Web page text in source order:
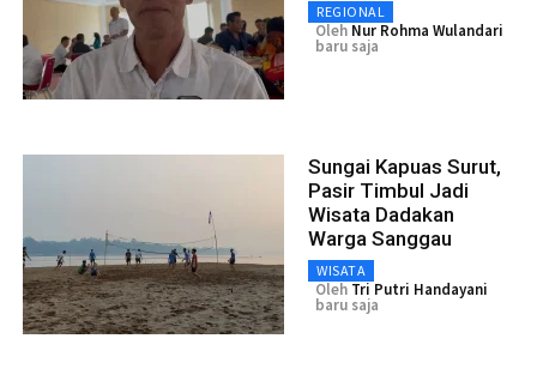
REGIONAL
Oleh Nur Rohma Wulandari
baru saja
Sungai Kapuas Surut,
Pasir Timbul Jadi
Wisata Dadakan
Warga Sanggau
WISATA
Oleh Tri Putri Handayani
baru saja